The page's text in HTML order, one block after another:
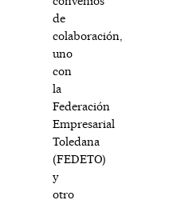
de
colaboración,
uno
con
la
Federación
Empresarial
Toledana
(FEDETO)
y
otro